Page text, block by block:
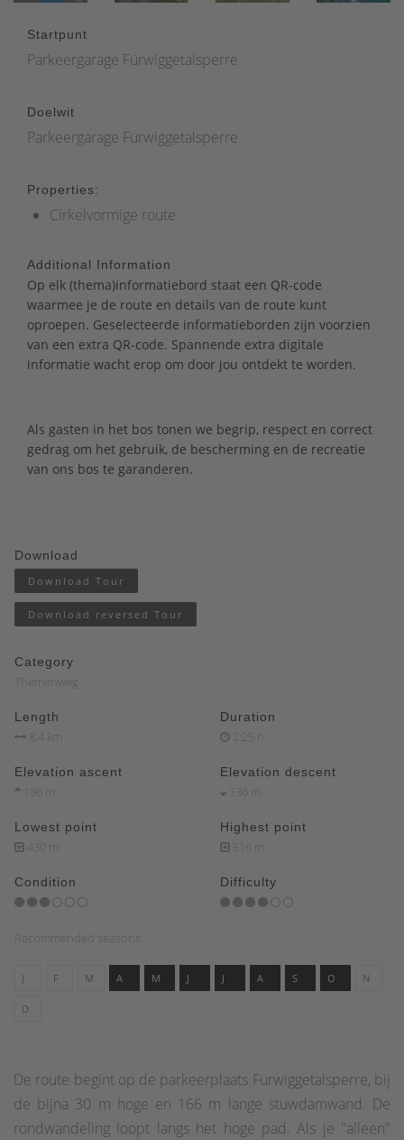
Startpunt
Parkeergarage Fürwiggetalsperre
Doelwit
Parkeergarage Fürwiggetalsperre
Properties:
Cirkelvormige route
Additional Information
Op elk (thema)informatiebord staat een QR-code
waarmee je de route en details van de route kunt
oproepen. Geselecteerde informatieborden zijn voorzien
van een extra QR-code. Spannende extra digitale
informatie wacht erop om door jou ontdekt te worden.
Als gasten in het bos tonen we begrip, respect en correct
gedrag om het gebruik, de bescherming en de recreatie
van ons bos te garanderen.
Download
Download Tour
Download reversed Tour
Category
Themenweg
Length
8.4 km
Duration
2:25 h
Elevation ascent
136 m
Elevation descent
136 m
Lowest point
430 m
Highest point
516 m
Condition Difficulty
Recommended seasons
J F M A M J J A S O N
D
De route begint op de parkeerplaats Fürwiggetalsperre, bij
de bijna 30 m hoge en 166 m lange stuwdamwand. De
rondwandeling loopt langs het hoge pad. Als je "alleen"